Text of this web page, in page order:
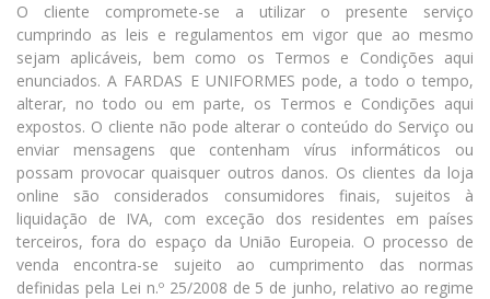
O cliente compromete-se a utilizar o presente serviço
cumprindo as leis e regulamentos em vigor que ao mesmo
sejam aplicáveis, bem como os Termos e Condições aqui
enunciados. A FARDAS E UNIFORMES pode, a todo o tempo,
alterar, no todo ou em parte, os Termos e Condições aqui
expostos. O cliente não pode alterar o conteúdo do Serviço ou
enviar mensagens que contenham vírus informáticos ou
possam provocar quaisquer outros danos. Os clientes da loja
online são considerados consumidores finais, sujeitos à
liquidação de IVA, com exceção dos residentes em países
terceiros, fora do espaço da União Europeia. O processo de
venda encontra-se sujeito ao cumprimento das normas
definidas pela Lei n.º 25/2008 de 5 de junho, relativo ao regime